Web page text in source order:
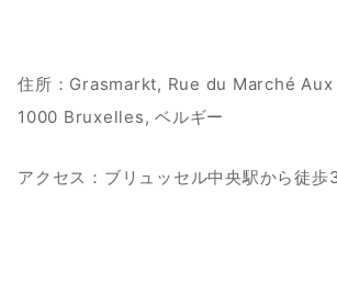
住所：Grasmarkt, Rue du Marché
1000 Bruxelles, ベルギー
アクセス：ブリュッセル中央駅から徒歩